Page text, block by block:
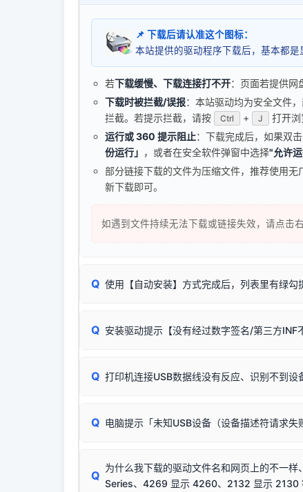
📌 下载后请认准这个图标：
本站提供的驱动程序下载后，基本都
若下载缓慢、下载连接打不开：页面若提供网
下载时被拦截/误报：本站驱动均为安全文件
拦截。若提示拦截，请按
Ctrl + J 打开
运行或 360 提示阻止：下载完成后，如果双
份运行」 ，或者在安全软件弹窗中选择"允许
部分链接下载的文件为压缩文件，推荐使用无
新下载即可。
如遇到文件持续无法下载或链接失效，请点击右
Q 使用【自动安装】方式完成后，列表里有绿勾
由于本站驱动包集成了32位和64位驱动，自动安
✔ 可以使用了
结论：只要窗口里
Q 安装驱动提示【没有经过数字签名/第三方INF
🛡️ 本站驱动均经过严格签名。但由于微软系统
该报错是因为老款打印机官方使用的是旧版签名
（提醒：此方式仅在安装老款驱动时临时开启，日
Q 打印机连接USB数据线没有反应、识别不到设
首先确认打印机电源已开启，USB数据线两端
排除线材松动后，可尝试更换一条USB数据
Q 电脑提示「未知USB设备（设备描述符请求失
将USB数据线两端全部拔下，重新插紧；
Q
为什么我下载的驱动文件名和网页上的不一
Series、4269 显示 4260、2132 显示 2130